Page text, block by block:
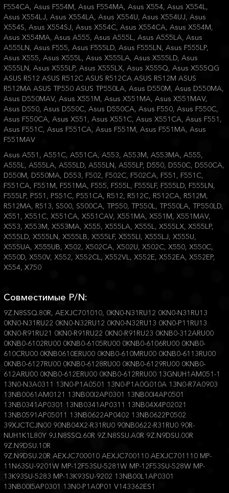
F554CA, Asus F554M, Asus F554MA, Asus X554, Asus X554L,
Asus X554LJ, Asus X554LA, Asus X554U, Asus X554UJ, Asus
X554S, Asus X554SJ, Asus X554C, Asus X554CA, Asus X554M,
Asus X554MA, Asus A555, Asus A555L, Asus A555LA, Asus
A555LN, Asus F555, Asus F555LD, Asus F555LN, Asus F555LP,
Asus X555, Asus X555L, Asus X555LA, Asus X555LD, Asus
X555LN, Asus X555LP, Asus X555LX, Asus X555Q, Asus X555QG
ASUS R512 ASUS R512C ASUS R512CA ASUS R512M ASUS
R512MA ASUS TP550 ASUS TP550LA, Asus D550M, Asus D550MA,
Asus D550MAV, Asus X551M, Asus X551MA, Asus X551MAV,
Asus D550, Asus D550C, Asus D550CA, Asus F550, Asus F550C,
Asus F550CA, Asus X551, Asus X551C, Asus X551CA, Asus F551,
Asus F551C, Asus F551CA, Asus F551M, Asus F551MA, Asus
F551MAV
Asus A551, A551C, A551CA, A553, A553M, A553MA, A555,
A555L, A555LA, A555LD, A555LN, A555LP, D550, D550C, D550CA,
D550M, D550MA, D553, F502, F502C, F502CA, F551, F551C,
F551CA, F551M, F551MA, F555, F555L, F555LF, F555LD, F555LN,
F555LP, P551, P551C, P551CA, R512, R512C, R512CA, R512M,
R512MA, R513, S500, S500CA, TP550, TP550L, TP550LA, TP550LD,
X551, X551C, X551CA, X551CAV, X551MA, X551M, X551MAV,
X553, X553M, X553MA, X555, X555LA, X555L, X555LX, X555LP,
X555LD, X555LN, X555LB, X555LF, X555LI, X555LJ, X555U,
X555UA, X555UB, X502, X502CA, X502U, X502C, X550, X550C,
X550D, X550V, X552, X552CL, X552VL, X552E, X552EA, X552EP,
X554, X750
Совместимые P/N:
9Z.N8SSQ.80R, AEXJC701010, 0KN0-N31RU12 0KN0-N31RU13
0KN0-N31RU22 0KN0-N32RU12 0KN0-N32RU13 0KN0-P11RU13
0KN0-R91RU21 0KN0-R91RU22 0KN0-R91RU23 0KNB0-312ARU00
0KNB0-6102RU00 0KNB0-6105RU00 0KNB0-6106RU00 0KNB0-
610CRU00 0KNB0610ERU00 0KNB0-610MRU00 0KNB0-6113RU00
0KNB0-6127RU00 0KNB0-6128RU00 0KNB0-6129RU00 0KNB0-
612ARU00 0KNB0-612ERU00 0KNB0-612RRU00 13GNUH1AM051-1
13N0-N3A0311 13N0-P1A0501 13N0-P1A0G010A 13N0-R7A0903
13NB0061AM0121 13NB00I2AP0301 13NB00I4AP0501
13NB0341AP0301 13NB0341AP0311 13NB04X4P02021
13NB0591AP05011 13NB0622AP0402 13NB0622P0502
39XJCTCJN00 90NB04X2-R31RU0 90NB0622-R31RU0 90R-
NUH1K1L80Y 9J.N8SSQ.60R 9Z.N8SSU.A0R 9Z.N9DSU.00R
9Z.N9DSU.10R
9Z.N9DSU.20R AEXJC700010 AEXJC700110 AEXJC701110 MP-
11N63SU-9201W MP-12F53SU-5281W MP-12F53SU-528W MP-
13K93SU-5283 MP-13K93SU-9202 13NB00L1AP0301
13NB00I5AP0301 13N0-P1A0P01 V143362ES1